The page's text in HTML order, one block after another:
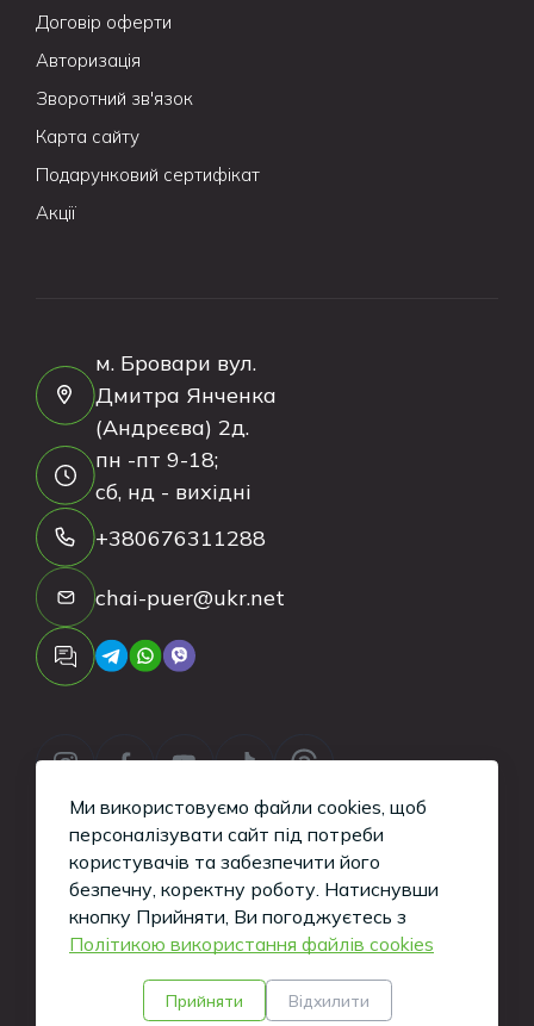
Договір оферти
Авторизація
Зворотний зв'язок
Карта сайту
Подарунковий сертифікат
Акції
м. Бровари вул.
Дмитра Янченка
(Андрєєва) 2д.
пн -пт 9-18;
сб, нд - вихідні
+380676311288
chai-puer@ukr.net
Copyright ©2026Tea-Puer. All Rights
Reserved.
Кажуть, такі сайти вміють робити хлопці з
iWeb
Ми використовуємо файли cookies, щоб
персоналізувати сайт під потреби
користувачів та забезпечити його
безпечну, коректну роботу. Натиснувши
кнопку Прийняти, Ви погоджуєтесь з
Політикою використання файлів cookies
Прийняти Відхилити